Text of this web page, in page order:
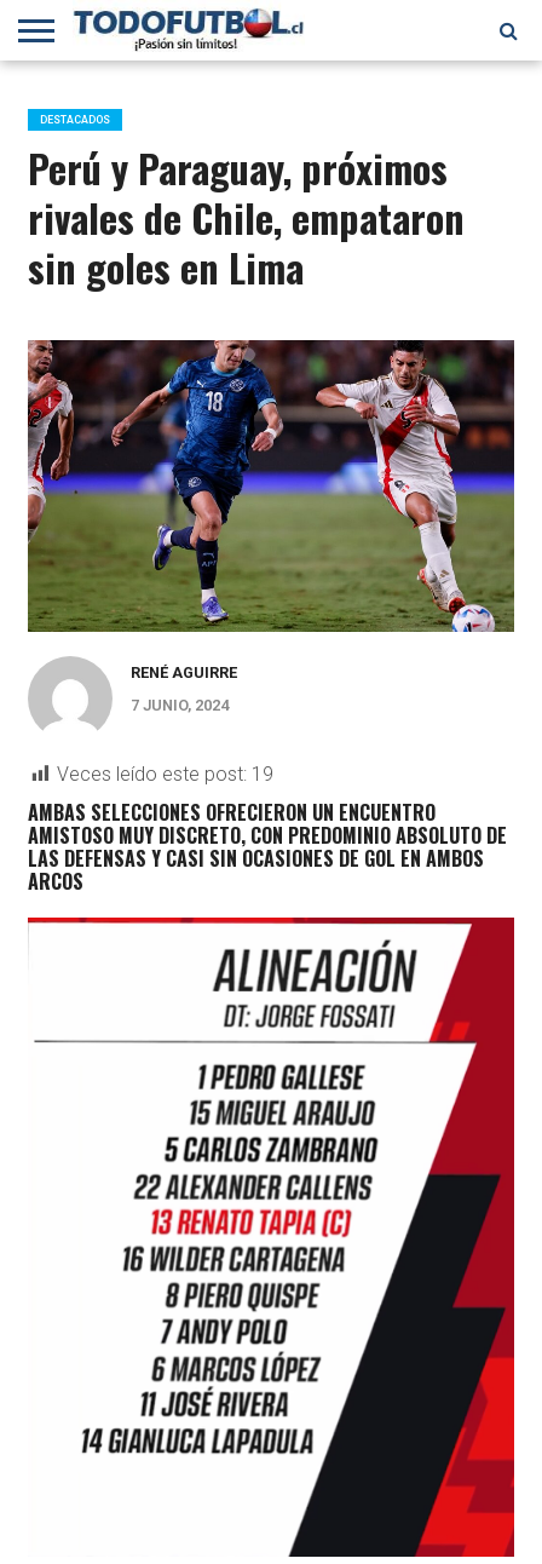
PRIMERA
B
SELECCIÓN
CHILENA
CHILENOS
EN EL
MUNDO
FÚTBOL
INTERNACIONAL
DESTACADOS
Perú y Paraguay, próximos
rivales de Chile, empataron
sin goles en Lima
RENÉ AGUIRRE
7 JUNIO, 2024
Veces leído este post: 19
AMBAS SELECCIONES OFRECIERON UN ENCUENTRO
AMISTOSO MUY DISCRETO, CON PREDOMINIO ABSOLUTO DE
LAS DEFENSAS Y CASI SIN OCASIONES DE GOL EN AMBOS
ARCOS